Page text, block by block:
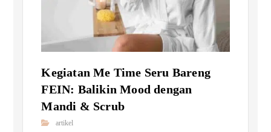
Kegiatan Me Time Seru Bareng
FEIN: Balikin Mood dengan
Mandi & Scrub
artikel